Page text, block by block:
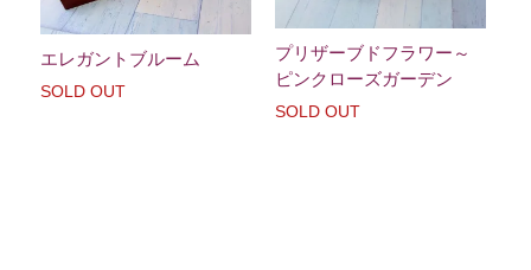
エレガントブルーム
SOLD OUT
プリザーブドフラワー～
ピンクローズガーデン
SOLD OUT